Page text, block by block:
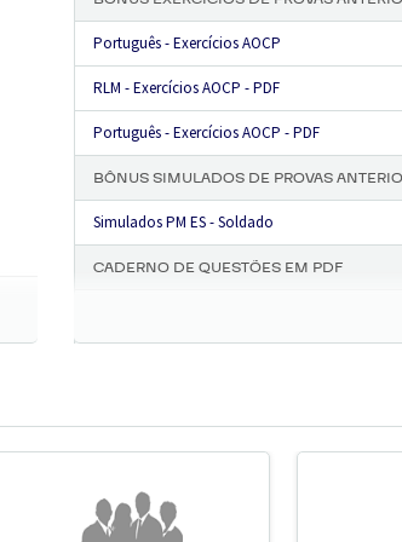
Português - Exercícios AOCP
RLM - Exercícios AOCP - PDF
Português - Exercícios AOCP - PDF
BÔNUS SIMULADOS DE PROVAS
Simulados PM ES - Soldado
CADERNO DE QUESTÕES EM PDF
CADERNO DE QUESTÕES EM PDF ESPECÍFICO
RACIOCÍNIO LÓGICO
MATEMÁTICA